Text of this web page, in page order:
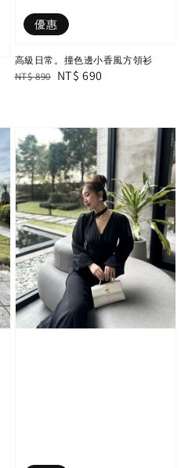
優惠
高級日常。撞色邊小香風方領衫
Regular
NT$ 890 Sale
NT$ 690